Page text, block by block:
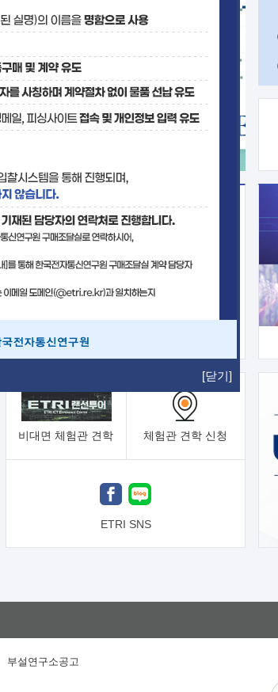
[닫기]
기획본부
사업화본부
행정본부
대외협력부
기술사업화플랫폼/기술이전
기술예고 중소기업 지원
보유특허 이전가능 기술
융합기술연구생산센터 반도체실험실
비대면 체험관 견학 체험관 견학 신청
ETRI SNS
부설연구소공고